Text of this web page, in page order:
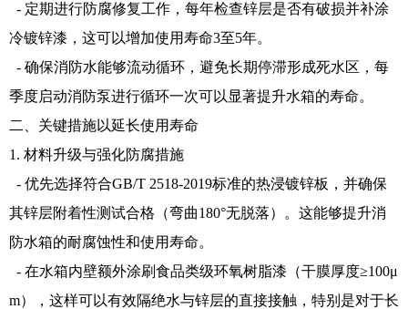
- 定期进行防腐修复工作，每年检查锌层是否有破损并补涂
冷镀锌漆，这可以增加使用寿命3至5年。
- 确保消防水能够流动循环，避免长期停滞形成死水区，每
季度启动消防泵进行循环一次可以显著提升水箱的寿命。
二、关键措施以延长使用寿命
1. 材料升级与强化防腐措施
- 优先选择符合GB/T 2518-2019标准的热浸镀锌板，并确保
其锌层附着性测试合格（弯曲180°无脱落）。这能够提升消
防水箱的耐腐蚀性和使用寿命。
- 在水箱内壁额外涂刷食品类级环氧树脂漆（干膜厚度≥100μ
m），这样可以有效隔绝水与锌层的直接接触，特别是对于长